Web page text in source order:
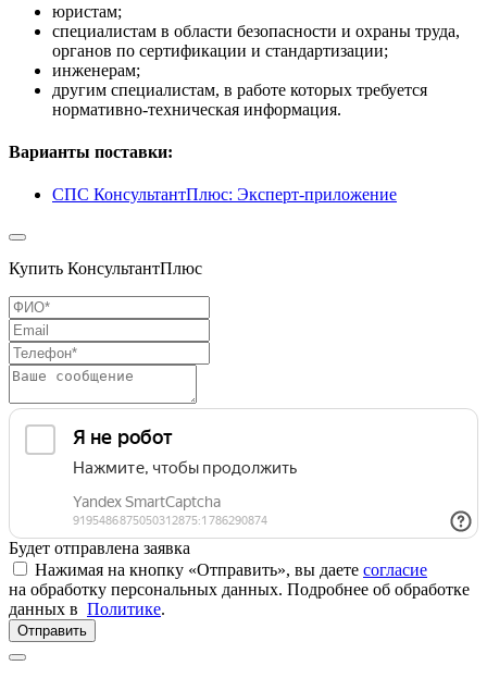
юристам;
специалистам в области безопасности и охраны труда,
органов по сертификации и стандартизации;
инженерам;
другим специалистам, в работе которых требуется
нормативно-техническая информация.
Варианты поставки:
СПС КонсультантПлюс: Эксперт-приложение
Купить КонсультантПлюс
Будет отправлена заявка
Нажимая на кнопку «Отправить», вы даете согласие
на обработку персональных данных. Подробнее об обработке
данных в Политике.
Отправить